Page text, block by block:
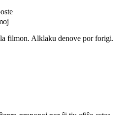
filmon. Alklaku denove por forigi.